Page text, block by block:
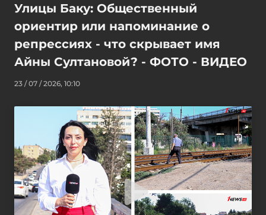
Улицы Баку: Общественный
ориентир или напоминание о
репрессиях - что скрывает имя
Айны Султановой? - ФОТО - ВИДЕО
23 / 07 / 2026, 10:10